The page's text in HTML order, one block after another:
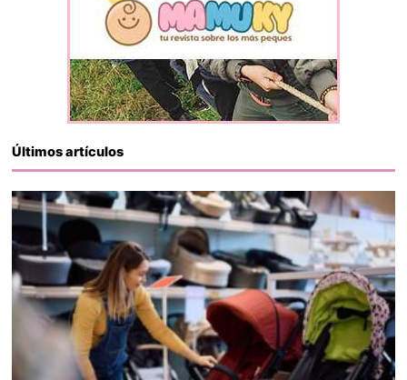
Últimos artículos